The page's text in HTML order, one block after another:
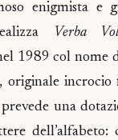
enigmista e
Verba
1989 col nome
originale
una
dell’alfabeto: